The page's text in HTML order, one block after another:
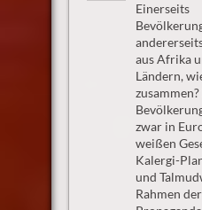
Einerseits
aus Afrika
Ländern,
zwar in
weißen
Kalergi-
und
Rahmen